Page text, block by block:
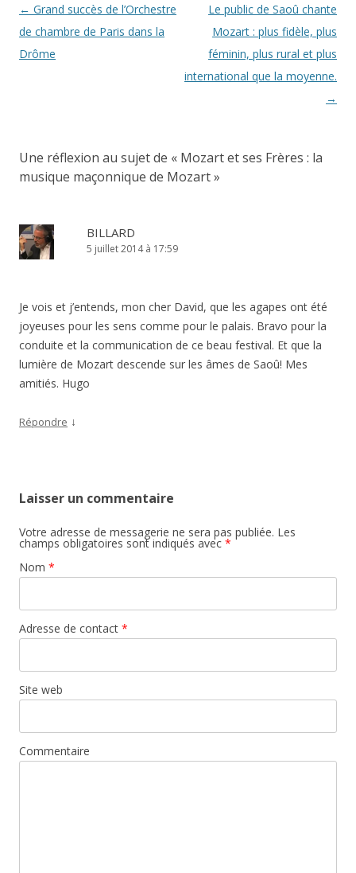
Navigation des articles
← Grand succès de l’Orchestre
de chambre de Paris dans la
Drôme
Le public de Saoû chante
Mozart : plus fidèle, plus
féminin, plus rural et plus
international que la moyenne.
→
Une réflexion au sujet de « Mozart et ses Frères : la
musique maçonnique de Mozart»
BILLARD
5 juillet 2014 à 17:59
Je vois et j’entends, mon cher David, que les agapes ont été
joyeuses pour les sens comme pour le palais. Bravo pour la
conduite et la communication de ce beau festival. Et que la
lumière de Mozart descende sur les âmes de Saoû! Mes
amitiés. Hugo
Répondre ↓
Laisser un commentaire
Votre adresse de messagerie ne sera pas publiée. Les
champs obligatoires sont indiqués avec *
Nom *
Adresse de contact *
Site web
Commentaire